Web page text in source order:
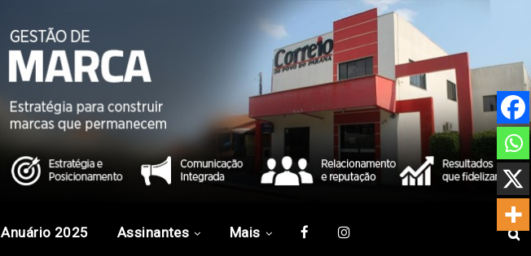
Anuário 2025 Assinantes Mais